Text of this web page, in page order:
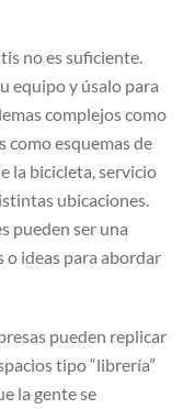
no es suficiente.
equipo y úsalo para
complejos como
como esquemas de
la bicicleta, servicio
ubicaciones.
pueden ser una
o ideas para abordar
pueden replicar
tipo “librería”
la gente se